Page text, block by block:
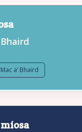
nochtar dúinn, áit a
le héirí as an
a’ Bhaird